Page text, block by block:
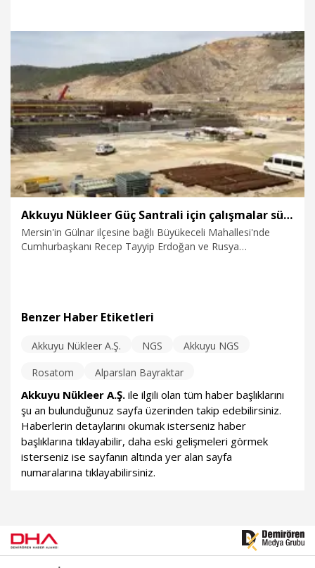
28.11.2023 Ekonomi
Akkuyu Nükleer Güç Santrali için çalışmalar sürüyor
Mersin'in Gülnar ilçesine bağlı Büyükeceli Mahallesi'nde
Cumhurbaşkanı Recep Tayyip Erdoğan ve Rusya
kendileri için çok değerli olduğunu belirterek, "Önümüzde
gereken, yüzde 70'i an itibarıyla hazır olan Akkuyu Nükleer
yüzde 30'u yıl sonu itibarıyla tamamlamayı planlıyoruz" dedi.
Benzer Haber Etiketleri
Akkuyu Nükleer A.Ş. NGS
Akkuyu NGS
Rosatom
Alparslan Bayraktar
Akkuyu Nükleer A.Ş. ile ilgili olan tüm haber başlıklarını
şu an bulunduğunuz sayfa üzerinden takip edebilirsiniz.
Haberlerin detaylarını okumak isterseniz haber
başlıklarına tıklayabilir, daha eski gelişmeleri görmek
isterseniz ise sayfanın altında yer alan sayfa
numaralarına tıklayabilirsiniz.